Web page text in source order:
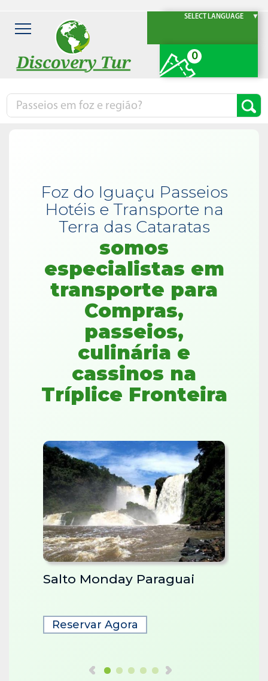
SELECT LANGUAGE ▼
0
Foz do Iguaçu Passeios
Hotéis e Transporte na
Terra das Cataratas
somos
especialistas em
transporte para
Compras,
passeios,
culinária e
cassinos na
Tríplice Fronteira
Salto Monday Paraguai
Reservar Agora